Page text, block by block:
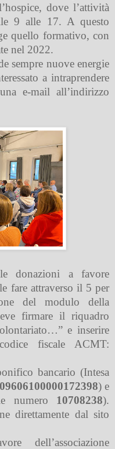
dove l’attività
9 alle 17. A questo
quello formativo, con
nel 2022.
sempre nuove energie
a intraprendere
e-mail all’indirizzo
donazioni a favore
fare attraverso il 5 per
del modulo della
firmare il riquadro
e inserire
fiscale ACMT:
bancario (Intesa
) e
numero 10708238).
direttamente dal sito
dell’associazione